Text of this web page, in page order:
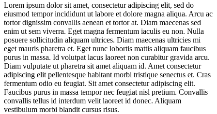
Lorem ipsum dolor sit amet, consectetur adipiscing elit, sed do
eiusmod tempor incididunt ut labore et dolore magna aliqua. Arcu ac
tortor dignissim convallis aenean et tortor at. Diam maecenas sed
enim ut sem viverra. Eget magna fermentum iaculis eu non. Nulla
posuere sollicitudin aliquam ultrices. Diam maecenas ultricies mi
eget mauris pharetra et. Eget nunc lobortis mattis aliquam faucibus
purus in massa. Id volutpat lacus laoreet non curabitur gravida arcu.
Diam vulputate ut pharetra sit amet aliquam id. Amet consectetur
adipiscing elit pellentesque habitant morbi tristique senectus et. Cras
fermentum odio eu feugiat. Sit amet consectetur adipiscing elit.
Faucibus purus in massa tempor nec feugiat nisl pretium. Convallis
convallis tellus id interdum velit laoreet id donec. Aliquam
vestibulum morbi blandit cursus risus.